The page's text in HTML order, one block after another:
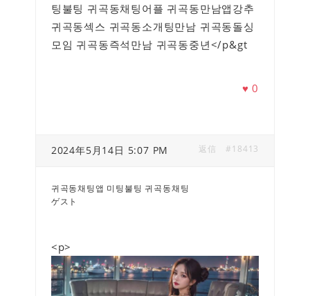
팅불팅 귀곡동채팅어플 귀곡동만남앱강추
귀곡동섹스 귀곡동소개팅만남 귀곡동돌싱
모임 귀곡동즉석만남 귀곡동중년</p&gt
♥0
2024年5月14日 5:07 PM #18413
返信
귀곡동채팅앱 미팅불팅 귀곡동채팅
ゲスト
<p>